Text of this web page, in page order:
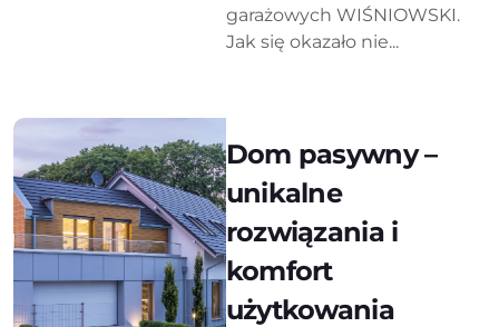
garażowych WIŚNIOWSKI.
Jak się okazało nie...
Dom pasywny –
unikalne
rozwiązania i
komfort
użytkowania